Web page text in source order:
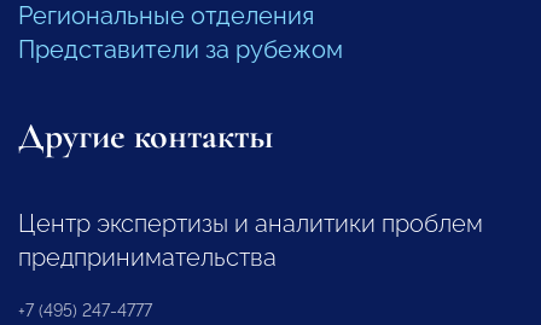
Региональные отделения
Представители за рубежом
Другие контакты
Центр экспертизы и аналитики проблем
предпринимательства
+7 (495) 247-4777